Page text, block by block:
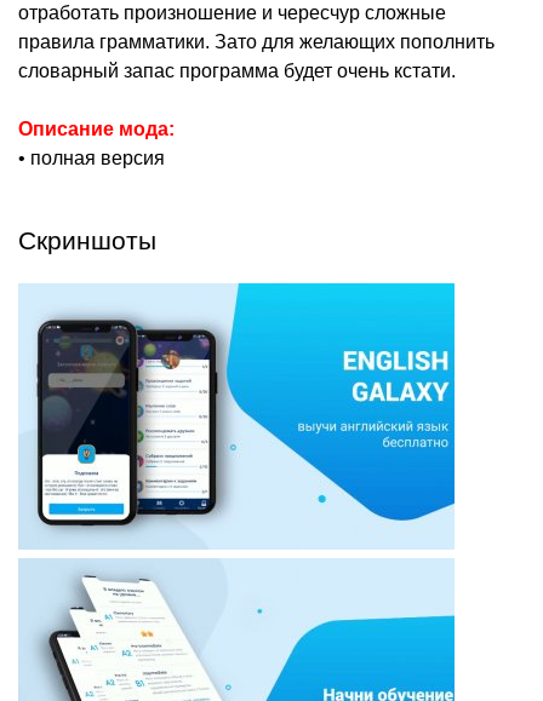
отработать произношение и чересчур сложные
правила грамматики. Зато для желающих пополнить
словарный запас программа будет очень кстати.
Описание мода:
• полная версия
Скриншоты